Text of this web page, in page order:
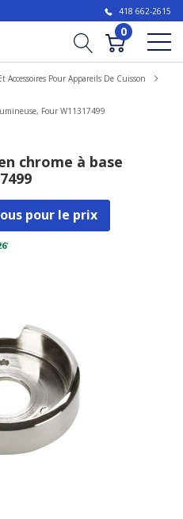
418 662-2615
0
Accessoires Pour Appareils De Cuisson
Four W11317499
chrome à base
pour le prix
*